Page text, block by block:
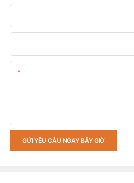
GỬI YÊU CẦU NGAY BÂY GIỜ